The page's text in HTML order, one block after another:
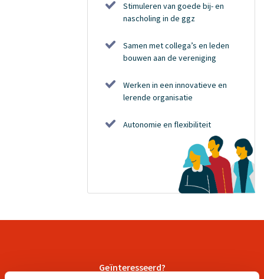
Stimuleren van goede bij- en
nascholing in de ggz
Samen met collega’s en leden
bouwen aan de vereniging
Werken in een innovatieve en
lerende organisatie
Autonomie en flexibiliteit
Geïnteresseerd?